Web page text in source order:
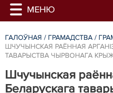
ГАЛОЎНАЯ / ГРАМАДСТВА /
ШЧУЧЫНСКАЯ РАЁННАЯ
ТАВАРЫСТВА ЧЫРВОНАГА
Шчучынская
Беларускага